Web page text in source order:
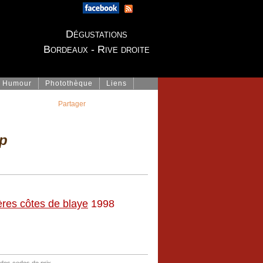
Dégustations
Bordeaux - Rive droite
Humour Photothèque Liens
côtes de blaye 1998
Partager